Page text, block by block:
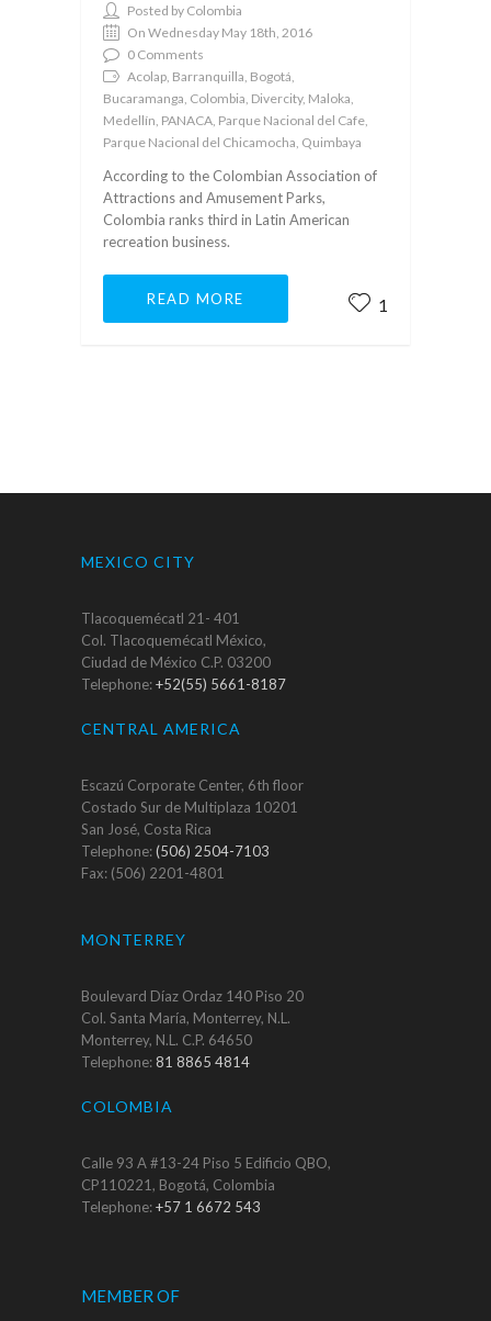
Posted by Colombia
On Wednesday May 18th, 2016
0 Comments
Acolap, Barranquilla, Bogotá,
Bucaramanga, Colombia, Divercity, Maloka,
Medellín, PANACA, Parque Nacional del Cafe,
Parque Nacional del Chicamocha, Quimbaya
According to the Colombian Association of
Attractions and Amusement Parks,
Colombia ranks third in Latin American
recreation business.
READ MORE 1
MEXICO CITY
Tlacoquemécatl 21- 401
Col. Tlacoquemécatl México,
Ciudad de México C.P. 03200
Telephone:+52(55) 5661-8187
CENTRAL AMERICA
Escazú Corporate Center, 6th floor
Costado Sur de Multiplaza 10201
San José, Costa Rica
Telephone:(506) 2504-7103
Fax: (506) 2201-4801
MONTERREY
Boulevard Díaz Ordaz 140 Piso 20
Col. Santa María, Monterrey, N.L.
Monterrey, N.L. C.P. 64650
Telephone:81 8865 4814
COLOMBIA
Calle 93 A #13-24 Piso 5 Edificio QBO,
CP110221, Bogotá, Colombia
Telephone:+57 1 6672 543
MEMBER OF